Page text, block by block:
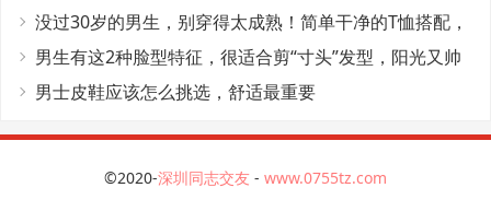
神颜”
没过30岁的男生，别穿得太成熟！简单干净的T恤搭配，
帅气又减龄
男生有这2种脸型特征，很适合剪“寸头”发型，阳光又帅
气
男士皮鞋应该怎么挑选，舒适最重要
©2020-深圳同志交友 - www.0755tz.com